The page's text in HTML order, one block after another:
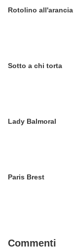
Rotolino all'arancia
Sotto a chi torta
Lady Balmoral
Paris Brest
Commenti